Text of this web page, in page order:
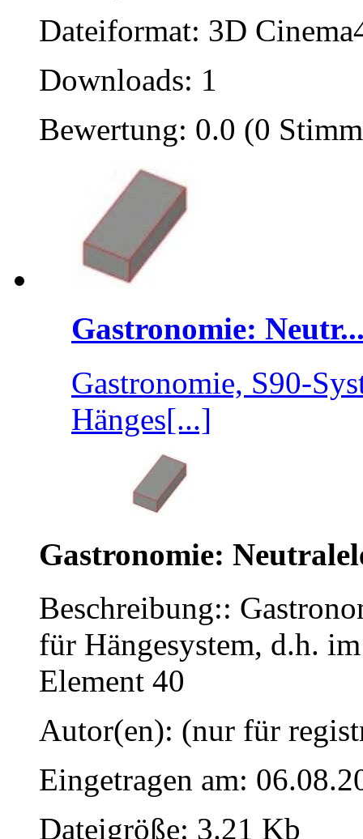
Dateiformat: 3D
Downloads: 1
Bewertung: 0.0 (0
Gastronomie:
Gastronomie, S90-
Hänges[...]
Gastronomie:
Beschreibung::
für Hängesystem, d.h.
Element 40
Autor(en): (nur für
Eingetragen am:
Dateigröße: 3.21 Kb